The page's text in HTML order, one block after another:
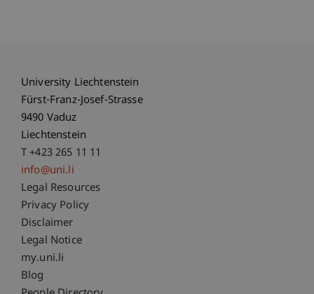
University Liechtenstein
Fürst-Franz-Josef-Strasse
9490 Vaduz
Liechtenstein
T +423 265 11 11
info@uni.li
Fußzeile Rechtliche Hinweise
Legal Resources
Privacy Policy
Disclaimer
Legal Notice
Fußzeile Subdomain-Verzeichnis
my.uni.li
Blog